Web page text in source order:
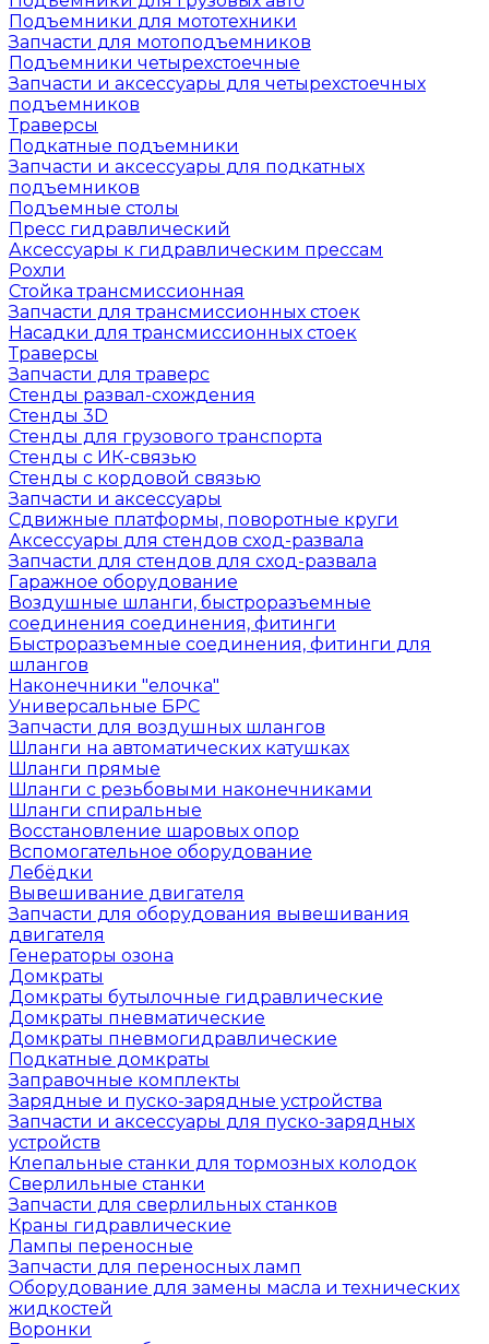
Подъемники для мототехники
Запчасти для мотоподъемников
Подъемники четырехстоечные
Запчасти и аксессуары для четырехстоечных
подъемников
Траверсы
Подкатные подъемники
Запчасти и аксессуары для подкатных
подъемников
Подъемные столы
Пресс гидравлический
Аксессуары к гидравлическим прессам
Рохли
Стойка трансмиссионная
Запчасти для трансмиссионных стоек
Насадки для трансмиссионных стоек
Траверсы
Запчасти для траверс
Стенды развал-схождения
Стенды 3D
Стенды для грузового транспорта
Стенды с ИК-связью
Стенды с кордовой связью
Запчасти и аксессуары
Сдвижные платформы, поворотные круги
Аксессуары для стендов сход-развала
Запчасти для стендов для сход-развала
Гаражное оборудование
Воздушные шланги, быстроразъемные
соединения соединения, фитинги
Быстроразъемные соединения, фитинги для
шлангов
Наконечники "елочка"
Универсальные БРС
Запчасти для воздушных шлангов
Шланги на автоматических катушках
Шланги прямые
Шланги с резьбовыми наконечниками
Шланги спиральные
Восстановление шаровых опор
Вспомогательное оборудование
Лебёдки
Вывешивание двигателя
Запчасти для оборудования вывешивания
двигателя
Генераторы озона
Домкраты
Домкраты бутылочные гидравлические
Домкраты пневматические
Домкраты пневмогидравлические
Подкатные домкраты
Заправочные комплекты
Зарядные и пуско-зарядные устройства
Запчасти и аксессуары для пуско-зарядных
устройств
Клепальные станки для тормозных колодок
Сверлильные станки
Запчасти для сверлильных станков
Краны гидравлические
Лампы переносные
Запчасти для переносных ламп
Оборудование для замены масла и технических
жидкостей
Воронки